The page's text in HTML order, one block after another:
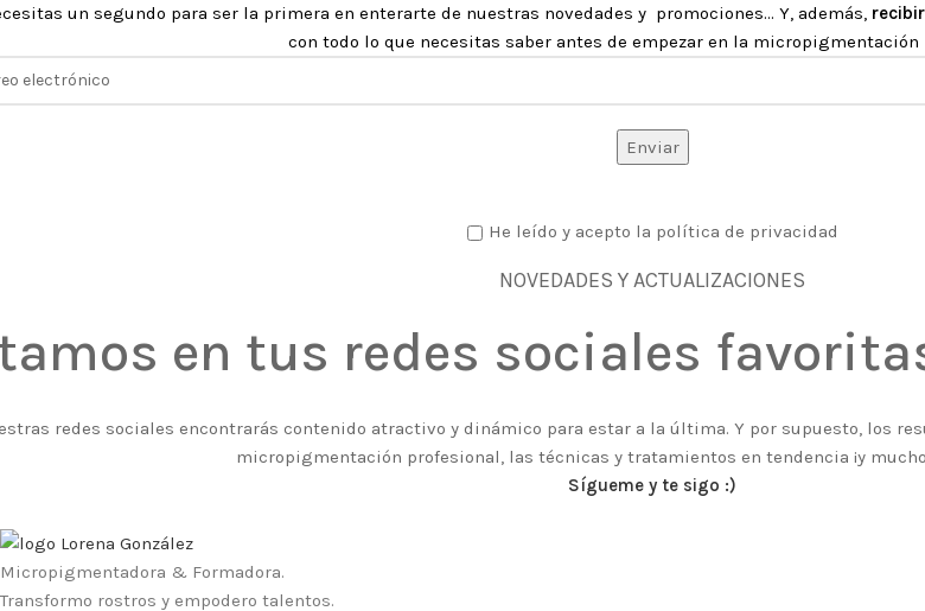
un segundo para ser la primera en enterarte de nuestras novedades y promociones... Y, además,
con todo lo que necesitas saber antes de empezar en la micropigmentación
He leído y acepto la política de privacidad
NOVEDADES Y ACTUALIZACIONES
en tus redes sociales
redes sociales encontrarás contenido atractivo y dinámico para estar a la última. Y por supuesto, los
micropigmentación profesional, las técnicas y tratamientos en tendencia ¡y
Sígueme y te sigo :)
Micropigmentadora & Formadora.
Transformo rostros y empodero talentos.